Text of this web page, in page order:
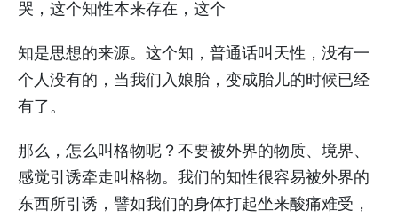
哭，这个知性本来存在，这个
知是思想的来源。这个知，普通话叫天性，没有一
个人没有的，当我们入娘胎，变成胎儿的时候已经
有了。
那么，怎么叫格物呢？不要被外界的物质、境界、
感觉引诱牵走叫格物。我们的知性很容易被外界的
东西所引诱，譬如我们的身体打起坐来酸痛难受，